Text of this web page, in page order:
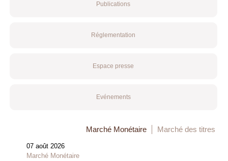
Publications
Réglementation
Espace presse
Evénements
Marché Monétaire Marché des titres
07 août 2026
Marché Monétaire